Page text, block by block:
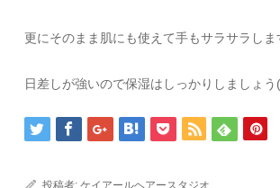
更にそのまま肌にも使えて手もサラサラし
日差しが強いので保湿はしっかりしましょう
投稿者:ケイアールヘアースタジオ